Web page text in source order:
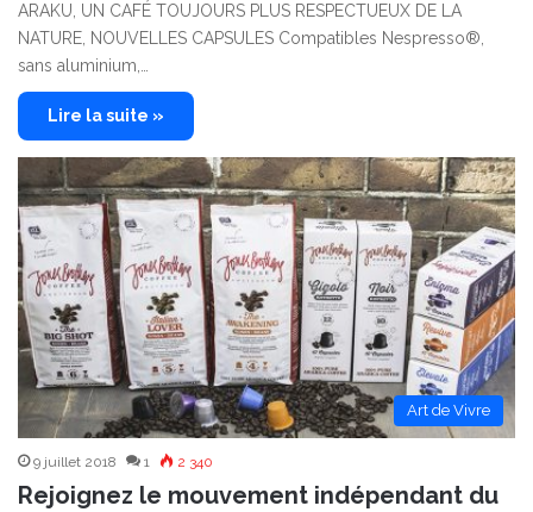
ARAKU, UN CAFÉ TOUJOURS PLUS RESPECTUEUX DE LA
NATURE, NOUVELLES CAPSULES Compatibles Nespresso®,
sans aluminium,…
Lire la suite »
Art de Vivre
9 juillet 2018 1 2 340
Rejoignez le mouvement indépendant du